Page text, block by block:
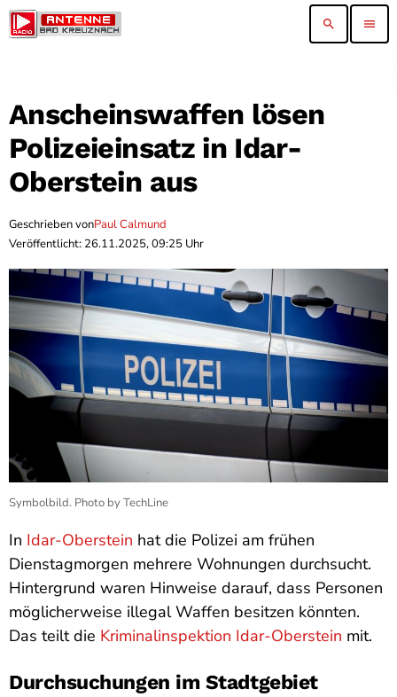
search menu
Anscheinswaffen lösen
Polizeieinsatz in Idar-
Oberstein aus
Geschrieben vonPaul Calmund
Veröffentlicht: 26.11.2025, 09:25 Uhr
Symbolbild. Photo by TechLine
In Idar-Oberstein hat die Polizei am frühen
Dienstagmorgen mehrere Wohnungen durchsucht.
Hintergrund waren Hinweise darauf, dass Personen
möglicherweise illegal Waffen besitzen könnten.
Das teilt die Kriminalinspektion Idar-Oberstein mit.
Durchsuchungen im Stadtgebiet